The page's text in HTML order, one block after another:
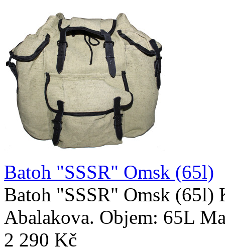
Batoh "SSSR" Omsk (65l)
Batoh "SSSR" Omsk (65l)
Abalakova. Objem: 65L
2 290 Kč